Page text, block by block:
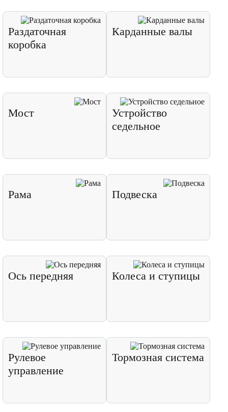
Раздаточная
коробка
Карданные валы
Мост
Устройство
седельное
Рама Подвеска
Ось передняя Колеса и ступицы
Рулевое
управление
Тормозная система